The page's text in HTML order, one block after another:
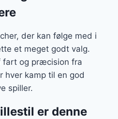
der kan følge med i
et meget godt valg.
fart og præcision fra
hver kamp til en god
spiller.
er denne